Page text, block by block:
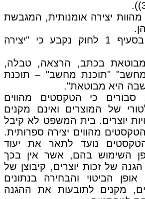
יצירה אומנותית, המגבשת
אשר לטקסטים, בסעיף 1 לחוק נקבע כי "יצירה
בכתב, הרצאה, טבלה,
מחשב" "תוכנת מחשב" – תוכנת
היא מבוטאת".
סבורים כי הטקסטים מהווים
של המוצרים ואינם מקנים
יוצרים. בית המשפט לא קיבל
מהווים יצירה ספרותית.
נועד לתאר את יעוד
השימוש בהם, אשר אין בכך
של זכות יוצרים, קיבוצן של
אופן הביטוי והבחירה בנתונים
מקנים לתובעות את ההגנה